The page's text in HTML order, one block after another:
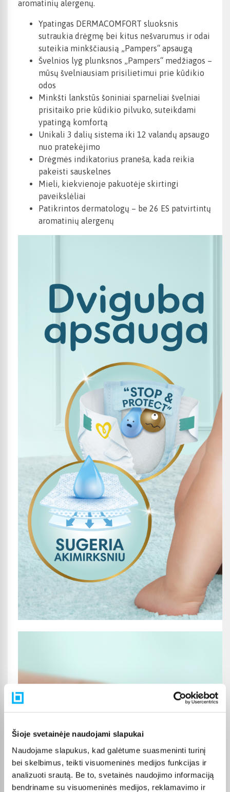
Šioje svetainėje naudojami slapukai
Naudojame slapukus, kad galėtume suasmeninti turinį
bei skelbimus, teikti visuomeninės medijos funkcijas ir
analizuoti srautą. Be to, svetainės naudojimo informaciją
bendriname su visuomeninės medijos, reklamavimo ir
aromatinių alergenų.
Ypatingas DERMACOMFORT sluoksnis
sutraukia drėgmę bei kitus nešvarumus ir odai
suteikia minkščiausią „Pampers“ apsaugą
Švelnios lyg plunksnos „Pampers“ medžiagos –
mūsų švelniausiam prisilietimui prie kūdikio
odos
Minkšti lankstūs šoniniai sparneliai švelniai
prisitaiko prie kūdikio pilvuko, suteikdami
ypatingą komfortą
Unikali 3 dalių sistema iki 12 valandų apsaugo
nuo pratekėjimo
Drėgmės indikatorius praneša, kada reikia
pakeisti sauskelnes
Mieli, kiekvienoje pakuotėje skirtingi
paveikslėliai
Patikrintos dermatologų – be 26 ES patvirtintų
aromatinių alergenų